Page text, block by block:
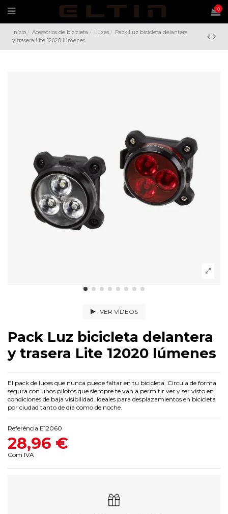
0
Início Acessórios de bicicleta Luzes
Pack Luz bicicleta delantera
y trasera Lite 12020 lúmenes
VER VÍDEOS
Pack Luz bicicleta delantera
y trasera Lite 12020 lúmenes
El pack de luces que nunca puede faltar en tu bicicleta. Circula de forma
segura con unos pilotos que siempre te van a permitir ver y ser visto en
condiciones de baja visibilidad. Ideales para desplazamientos en bicicleta
por ciudad tanto de día como de noche.
Referência E12060
28,96 €
Com IVA